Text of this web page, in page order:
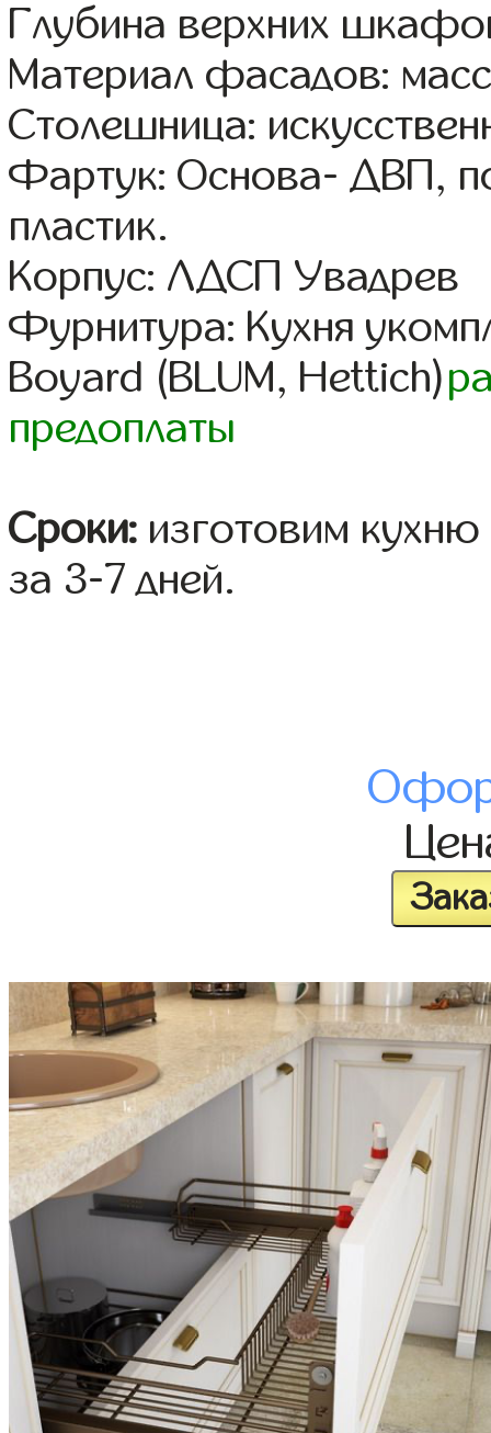
Глубина верхних
Материал фасадов:
Столешница:
Фартук: Основа- ДВП,
пластик.
Корпус: ЛДСП Увадрев
Фурнитура: Кухня
Boyard (BLUM, Hettich)
предоплаты
Сроки: изготовим
за 3-7 дней.